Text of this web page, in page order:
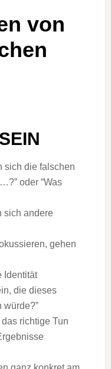
von
sich die falschen
oder “Was
sich andere
gehen
Identität
die dieses
würde?”
richtige Tun